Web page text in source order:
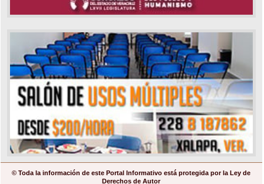
© Toda la información de este Portal Informativo está protegida por la Ley de
Derechos de Autor